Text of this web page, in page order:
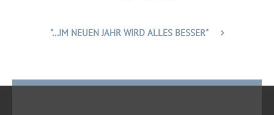
"...IM NEUEN JAHR WIRD ALLES BESSER"